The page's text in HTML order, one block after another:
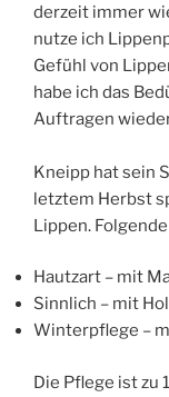
derzeit immer
nutze ich
Gefühl von
habe ich das
Auftragen
Kneipp hat sein
letztem Herbst
Lippen.
Hautzart – mit
Sinnlich – mit
Winterpflege –
Die Pflege ist zu